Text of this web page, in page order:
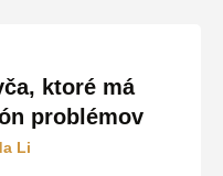
ktoré má
problémov
Li